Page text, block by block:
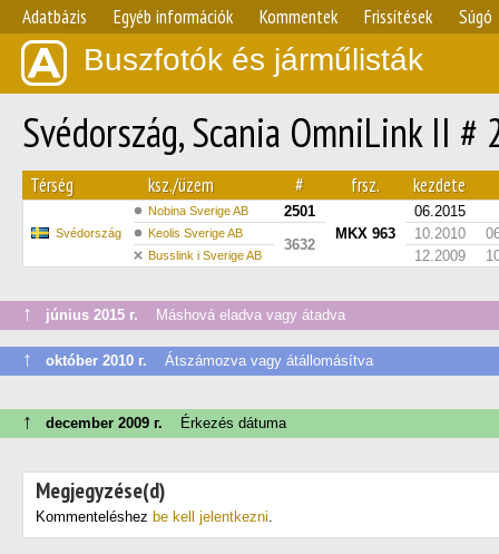
Adatbázis Egyéb információk Kommentek Frissítések Súgó
Buszfotók és járműlisták
Svédország, Scania OmniLink II #
Térség ksz./üzem # frsz. kezdete
Svédország
Nobina Sverige AB
2501
MKX 963
06.2015
Keolis Sverige AB
3632
10.2010
Busslink i Sverige AB 12.2009
↑ június 2015 г. Máshová eladva vagy átadva
↑ október 2010 г. Átszámozva vagy átállomásítva
↑ december 2009 г. Érkezés dátuma
Megjegyzése(d)
Kommenteléshez be kell jelentkezni.